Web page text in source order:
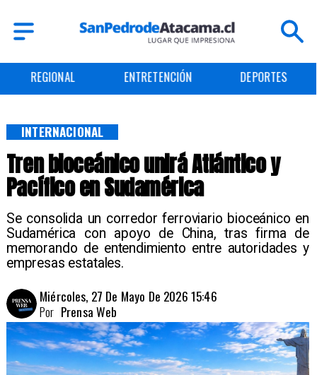
ENTRETENCIÓN DEPORTES CULTURA
Tren bioceánico unirá Atlántico y
Pacífico en Sudamérica
Se consolida un corredor ferroviario bioceánico en
Sudamérica con apoyo de China, tras firma de
memorando de entendimiento entre autoridades y
empresas estatales.
INTERNACIONAL
Miércoles, 27 De Mayo De 2026 15:46
Prensa Web
Por